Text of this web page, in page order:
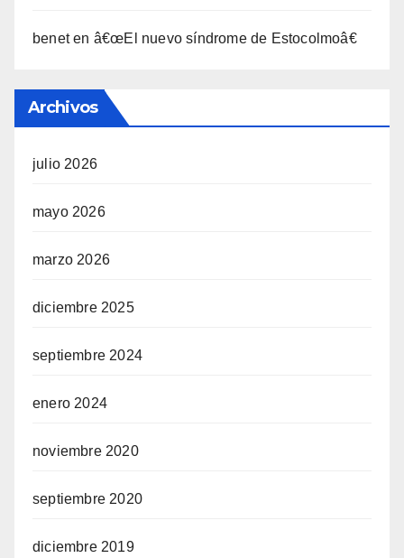
beneten â€œEl nuevo sí­ndrome de Estocolmoâ€
Archivos
julio 2026
mayo 2026
marzo 2026
diciembre 2025
septiembre 2024
enero 2024
noviembre 2020
septiembre 2020
diciembre 2019